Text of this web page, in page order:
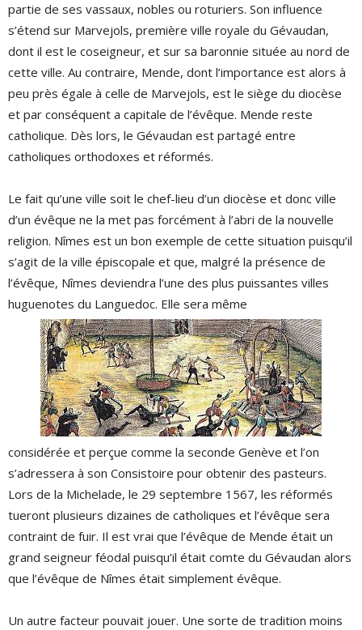
partie de ses vassaux, nobles ou roturiers. Son influence
s’étend sur Marvejols, première ville royale du Gévaudan,
dont il est le coseigneur, et sur sa baronnie située au nord de
cette ville. Au contraire, Mende, dont l’importance est alors à
peu près égale à celle de Marvejols, est le siège du diocèse
et par conséquent a capitale de l’évêque. Mende reste
catholique. Dès lors, le Gévaudan est partagé entre
catholiques orthodoxes et réformés.
Le fait qu’une ville soit le chef-lieu d’un diocèse et donc ville
d’un évêque ne la met pas forcément à l’abri de la nouvelle
religion. Nîmes est un bon exemple de cette situation puisqu’il
s’agit de la ville épiscopale et que, malgré la présence de
l’évêque, Nîmes deviendra l’une des plus puissantes villes
huguenotes du Languedoc. Elle sera même
considérée et perçue comme la seconde Genève et l’on
s’adressera à son Consistoire pour obtenir des pasteurs.
Lors de la Michelade, le 29 septembre 1567, les réformés
tueront plusieurs dizaines de catholiques et l’évêque sera
contraint de fuir. Il est vrai que l’évêque de Mende était un
grand seigneur féodal puisqu’il était comte du Gévaudan alors
que l’évêque de Nîmes était simplement évêque.
Un autre facteur pouvait jouer. Une sorte de tradition moins